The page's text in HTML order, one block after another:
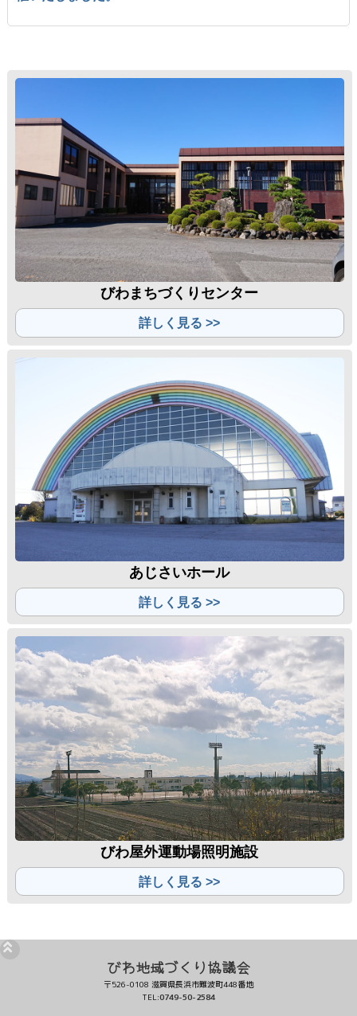
びわまちづくりセンター
詳しく見る >>
あじさいホール
詳しく見る >>
びわ屋外運動場照明施設
詳しく見る >>
びわ地域づくり協議会
〒526-0108 滋賀県長浜市難波町448番地
TEL:0749-50-2584